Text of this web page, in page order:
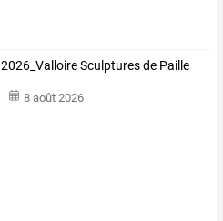
2026_Valloire Sculptures de Paille
8 août 2026